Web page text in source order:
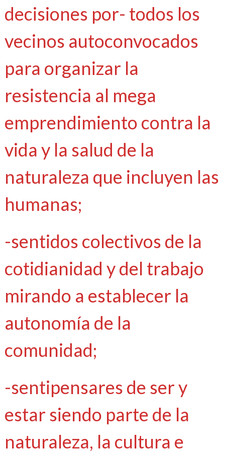
decisiones por- todos los
vecinos autoconvocados
para organizar la
resistencia al mega
emprendimiento contra la
vida y la salud de la
naturaleza que incluyen las
humanas;
-sentidos colectivos de la
cotidianidad y del trabajo
mirando a establecer la
autonomía de la
comunidad;
-sentipensares de ser y
estar siendo parte de la
naturaleza, la cultura e